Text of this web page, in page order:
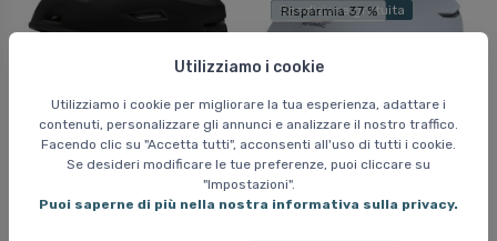
Utilizziamo i cookie
Utilizziamo i cookie per migliorare la tua esperienza, adattare i
contenuti, personalizzare gli annunci e analizzare il nostro traffico.
Facendo clic su "Accetta tutti", acconsenti all'uso di tutti i cookie.
Se desideri modificare le tue preferenze, puoi cliccare su
"Impostazioni".
Puoi saperne di più nella nostra informativa sulla privacy.
Smith Descend MIPS,
Spedizione gratuita
Risparmia 37 %
Atomic Savor Amid,